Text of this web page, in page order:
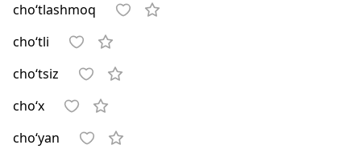
cho‘tlashmoq
cho‘tli
cho‘tsiz
cho‘x
cho‘yan